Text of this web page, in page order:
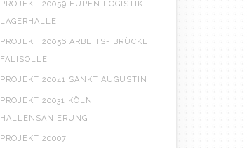
PROJEKT 20059 EUPEN LOGISTIK-
LAGERHALLE
PROJEKT 20056 ARBEITS- BRÜCKE
FALISOLLE
PROJEKT 20041 SANKT AUGUSTIN
PROJEKT 20031 KÖLN
HALLENSANIERUNG
PROJEKT 20007